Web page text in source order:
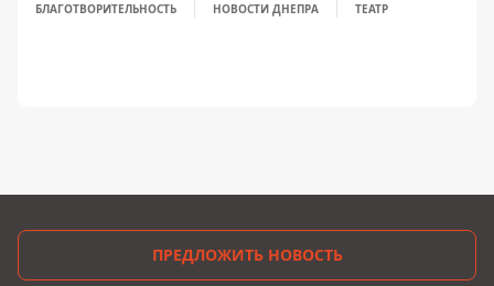
БЛАГОТВОРИТЕЛЬНОСТЬ НОВОСТИ ДНЕПРА ТЕАТР
ПРЕДЛОЖИТЬ НОВОСТЬ